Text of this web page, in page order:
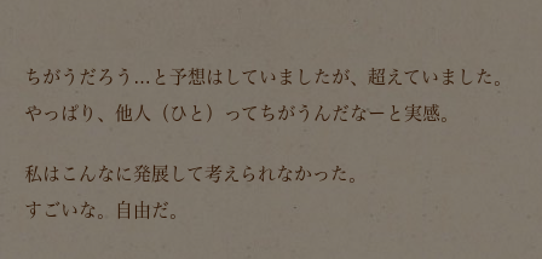
ちがうだろう…と予想はしていましたが、超えていました。
やっぱり、他人（ひと）ってちがうんだなーと実感。
私はこんなに発展して考えられなかった。
すごいな。自由だ。